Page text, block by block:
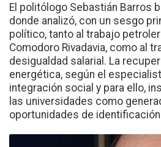
El politólogo Sebastián Barros
donde analizó, con un sesgo
político, tanto al trabajo
Comodoro Rivadavia, como al
desigualdad salarial. La
energética, según el
integración social y para ello,
las universidades como
oportunidades de